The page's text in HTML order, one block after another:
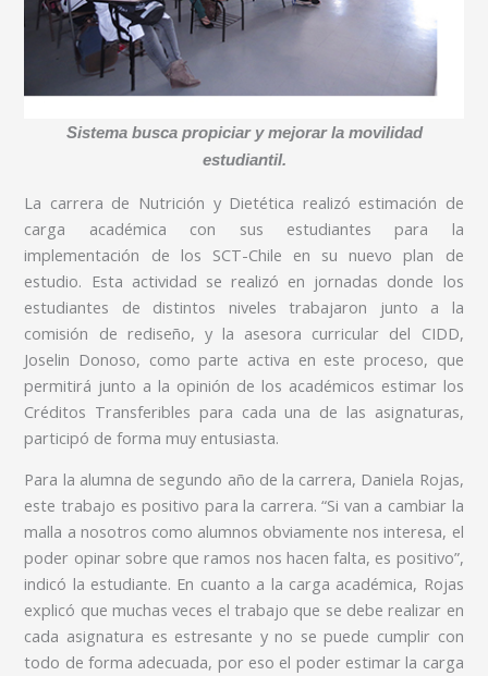
Sistema busca propiciar y mejorar la movilidad
estudiantil.
La carrera de Nutrición y Dietética realizó estimación de
carga académica con sus estudiantes para la
implementación de los SCT-Chile en su nuevo plan de
estudio. Esta actividad se realizó en jornadas donde los
estudiantes de distintos niveles trabajaron junto a la
comisión de rediseño, y la asesora curricular del CIDD,
Joselin Donoso, como parte activa en este proceso, que
permitirá junto a la opinión de los académicos estimar los
Créditos Transferibles para cada una de las asignaturas,
participó de forma muy entusiasta.
Para la alumna de segundo año de la carrera, Daniela Rojas,
este trabajo es positivo para la carrera. “Si van a cambiar la
malla a nosotros como alumnos obviamente nos interesa, el
poder opinar sobre que ramos nos hacen falta, es positivo”,
indicó la estudiante. En cuanto a la carga académica, Rojas
explicó que muchas veces el trabajo que se debe realizar en
cada asignatura es estresante y no se puede cumplir con
todo de forma adecuada, por eso el poder estimar la carga